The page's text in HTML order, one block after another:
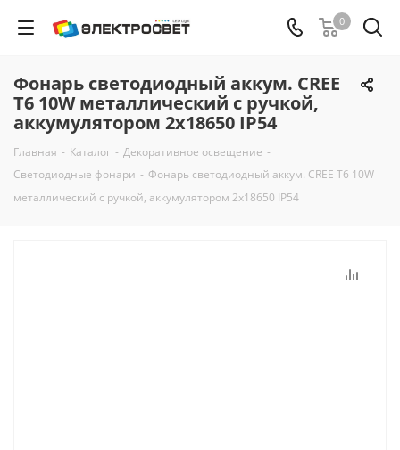
0
Фонарь светодиодный аккум. CREE
T6 10W металлический с ручкой,
аккумулятором 2х18650 IP54
Главная - Каталог - Декоративное освещение -
Светодиодные фонари - Фонарь светодиодный аккум. CREE T6 10W
металлический с ручкой, аккумулятором 2х18650 IP54